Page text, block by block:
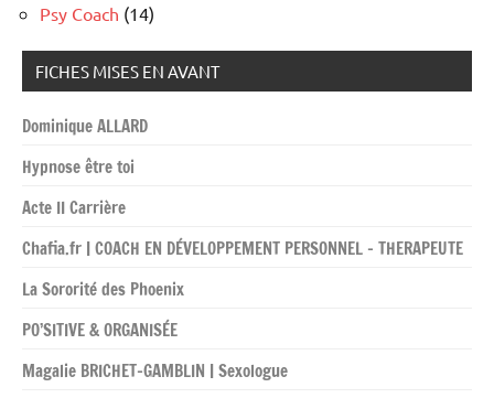
Psy Coach (14)
FICHES MISES EN AVANT
Dominique ALLARD
Hypnose être toi
Acte II Carrière
Chafia.fr | COACH EN DÉVELOPPEMENT PERSONNEL – THERAPEUTE
La Sororité des Phoenix
PO’SITIVE & ORGANISÉE
Magalie BRICHET-GAMBLIN | Sexologue